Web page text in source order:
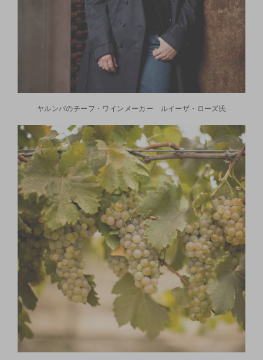
ヤルンバのチーフ・ワインメーカー ルイーザ・ローズ氏